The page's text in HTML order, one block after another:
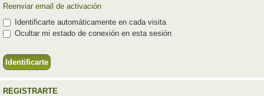
Reenviar email de activación
Identificarte automáticamente en cada visita
Ocultar mi estado de conexión en esta sesión
REGISTRARTE